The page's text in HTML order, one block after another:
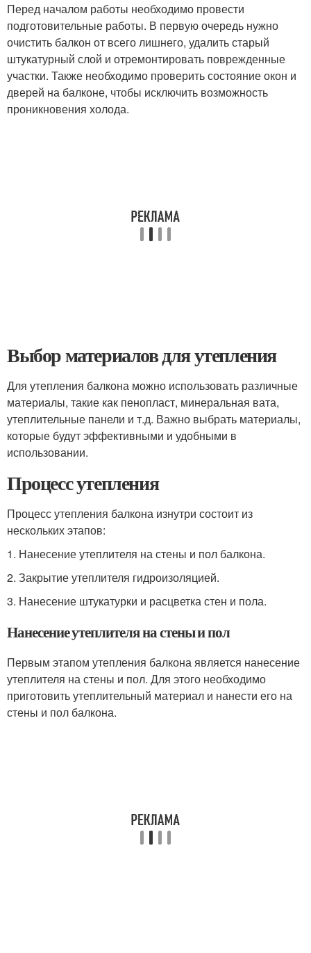
Перед началом работы необходимо провести
подготовительные работы. В первую очередь нужно
очистить балкон от всего лишнего, удалить старый
штукатурный слой и отремонтировать поврежденные
участки. Также необходимо проверить состояние окон и
дверей на балконе, чтобы исключить возможность
проникновения холода.
Выбор материалов для утепления
Для утепления балкона можно использовать различные
материалы, такие как пенопласт, минеральная вата,
утеплительные панели и т.д. Важно выбрать материалы,
которые будут эффективными и удобными в
использовании.
Процесс утепления
Процесс утепления балкона изнутри состоит из
нескольких этапов:
1. Нанесение утеплителя на стены и пол балкона.
2. Закрытие утеплителя гидроизоляцией.
3. Нанесение штукатурки и расцветка стен и пола.
Нанесение утеплителя на стены и пол
Первым этапом утепления балкона является нанесение
утеплителя на стены и пол. Для этого необходимо
приготовить утеплительный материал и нанести его на
стены и пол балкона.